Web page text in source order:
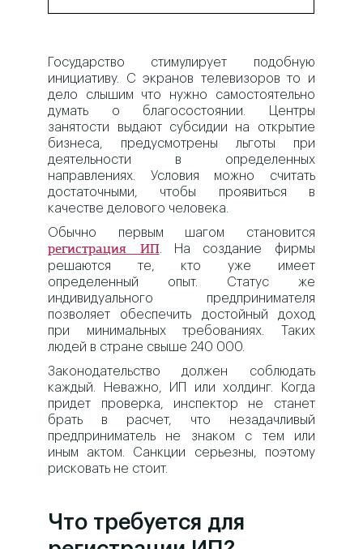
Государство стимулирует подобную
инициативу. С экранов телевизоров то и
дело слышим что нужно самостоятельно
думать о благосостоянии. Центры
занятости выдают субсидии на открытие
бизнеса, предусмотрены льготы при
деятельности в определенных
направлениях. Условия можно считать
достаточными, чтобы проявиться в
качестве делового человека.
Обычно первым шагом становится
регистрация ИП. На создание фирмы
решаются те, кто уже имеет
определенный опыт. Статус же
индивидуального предпринимателя
позволяет обеспечить достойный доход
при минимальных требованиях. Таких
людей в стране свыше 240 000.
Законодательство должен соблюдать
каждый. Неважно, ИП или холдинг. Когда
придет проверка, инспектор не станет
брать в расчет, что незадачливый
предприниматель не знаком с тем или
иным актом. Санкции серьезны, поэтому
рисковать не стоит.
Что требуется для